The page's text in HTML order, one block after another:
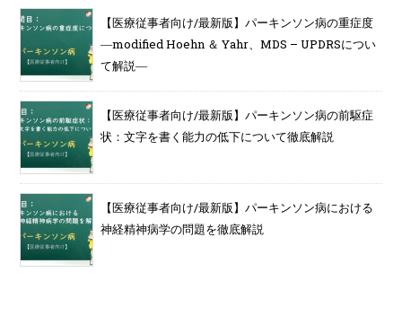
【医療従事者向け/最新版】パーキンソン病の重症度
―modified Hoehn ＆ Yahr、MDS – UPDRSについ
て解説―
【医療従事者向け/最新版】パーキンソン病の前駆症
状：文字を書く能力の低下について徹底解説
【医療従事者向け/最新版】パーキンソン病における
神経精神病学の問題を徹底解説